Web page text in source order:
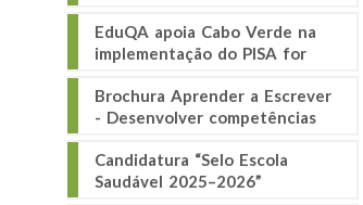
EduQA apoia Cabo Verde na
implementação do PISA for
Brochura Aprender a Escrever
- Desenvolver competências
Candidatura “Selo Escola
Saudável 2025–2026”